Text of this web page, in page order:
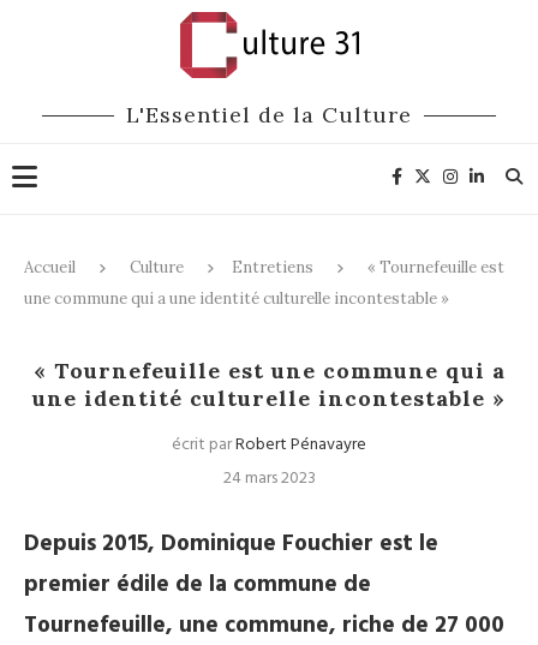
L'Essentiel de la Culture
Accueil Culture Entretiens
« Tournefeuille est
une commune qui a une identité culturelle incontestable »
« Tournefeuille est une commune qui a
une identité culturelle incontestable »
écrit parRobert Pénavayre
24 mars 2023
Depuis 2015, Dominique Fouchier est le
premier édile de la commune de
Tournefeuille, une commune, riche de 27 000